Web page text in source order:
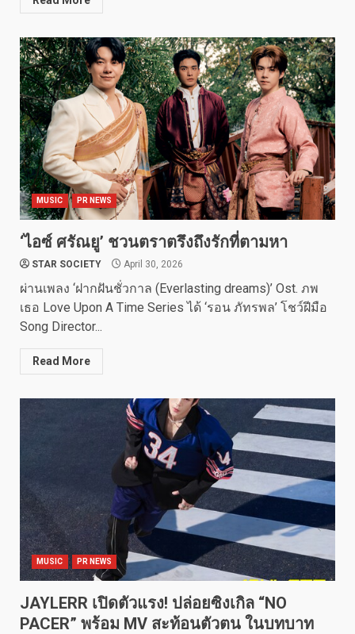
MUSIC PR NEWS
‘ไอซ์ ศรัณยู’ ชวนตราตรึงถึงรักที่ตามหา
STAR SOCIETY April 30, 2026
ผ่านเพลง ‘ฝากฝันชั่วกาล (Everlasting dreams)’ Ost. ภพ
เธอ Love Upon A Time Series ได้ ‘รอน ภัทรพล’ โชว์ฝีมือ
Song Director...
Read More
MUSIC PR NEWS
JAYLERR เปิดตัวแรง! ปล่อยซิงเกิล “NO
PACER” พร้อม MV สะท้อนตัวตน ในบทบาท